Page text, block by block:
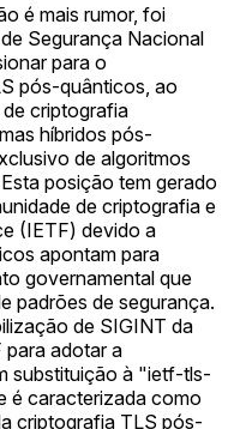
é mais rumor, foi
Segurança Nacional
para o
pós-quânticos, ao
criptografia
híbridos pós-
de algoritmos
posição tem gerado
de criptografia e
(IETF) devido a
apontam para
governamental que
padrões de segurança.
de SIGINT da
para adotar a
substituição à "ietf-tls-
é caracterizada como
criptografia TLS pós-